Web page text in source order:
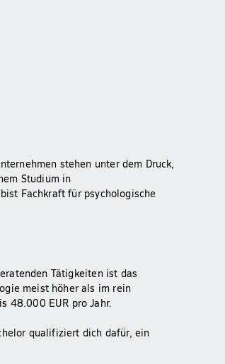
stehen unter dem Druck,
Studium in
Fachkraft für psychologische
Tätigkeiten ist das
meist höher als im rein
48.000 EUR pro Jahr.
qualifiziert dich dafür, ein